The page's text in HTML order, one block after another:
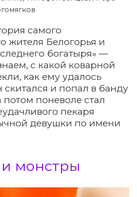
самого
жителя Белогорья и
богатыря» —
с какой коварной
как ему удалось
скитался и попал в банду
поневоле стал
пекаря
девушки по имени
монстры